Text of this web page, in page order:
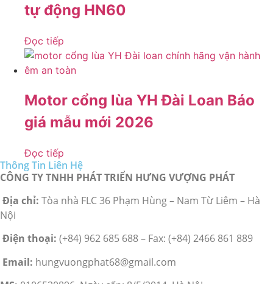
tự động HN60
Đọc tiếp
Motor cổng lùa YH Đài Loan Báo
giá mẫu mới 2026
Đọc tiếp
Thông Tin Liên Hệ
CÔNG TY TNHH PHÁT TRIỂN HƯNG VƯỢNG PHÁT
Địa chỉ: Tòa nhà FLC 36 Phạm Hùng – Nam Từ Liêm – Hà
Nội
Điện thoại: (+84) 962 685 688 – Fax: (+84) 2466 861 889
Email: hungvuongphat68@gmail.com